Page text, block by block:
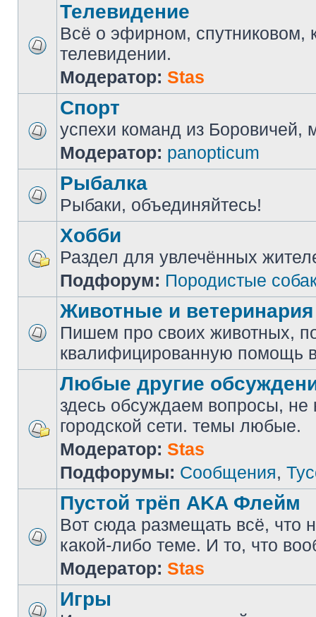
Телевидение
Всё о эфирном, спутниковом,
телевидении.
Модератор: Stas
Спорт
успехи команд из Боровичей,
Модератор: panopticum
Рыбалка
Рыбаки, объединяйтесь!
Хобби
Раздел для увлечённых
Подфорум: Породистые
Животные и ветеринария
Пишем про своих животных,
квалифицированную помощь
Любые другие
здесь обсуждаем вопросы,
городской сети. темы любые.
Модератор: Stas
Подфорумы: Сообщения,
Пустой трёп AKA Флейм
Вот сюда размещать всё, что
какой-либо теме. И то, что
Модератор: Stas
Игры